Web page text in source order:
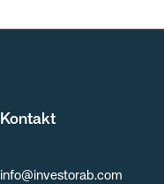
Kontakt
info@investorab.com